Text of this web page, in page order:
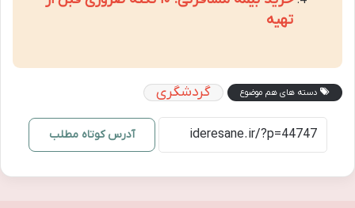
تهیه
دسته های هم موضوع گردشگری
آدرس کوتاه مطلب